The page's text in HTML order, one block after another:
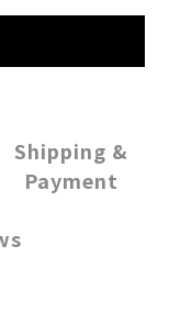
Shipping &
Payment